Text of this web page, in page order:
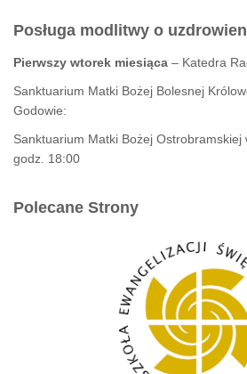
Posługa modlitwy o
Pierwszy wtorek miesiąca – Katedra
Sanktuarium Matki Bożej Bolesnej
Godowie:
Sanktuarium Matki Bożej Ostrobramskiej
godz. 18:00
Polecane Strony